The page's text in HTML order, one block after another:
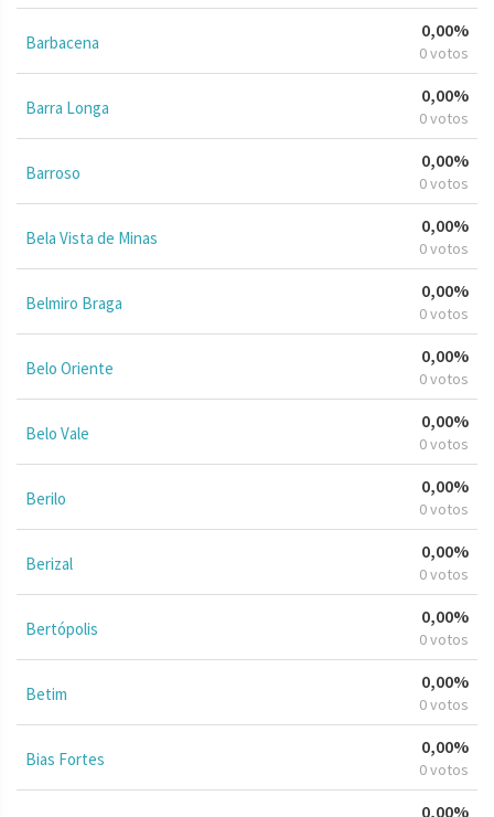
Barbacena
0,00%
0 votos
Barra Longa
0,00%
0 votos
Barroso
0,00%
0 votos
Bela Vista de Minas
0,00%
0 votos
Belmiro Braga
0,00%
0 votos
Belo Oriente
0,00%
0 votos
Belo Vale
0,00%
0 votos
Berilo
0,00%
0 votos
Berizal
0,00%
0 votos
Bertópolis
0,00%
0 votos
Betim
0,00%
0 votos
Bias Fortes
0,00%
0 votos
0,00%